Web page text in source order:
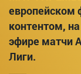
европейском
контентом,
эфире матчи
Лиги.